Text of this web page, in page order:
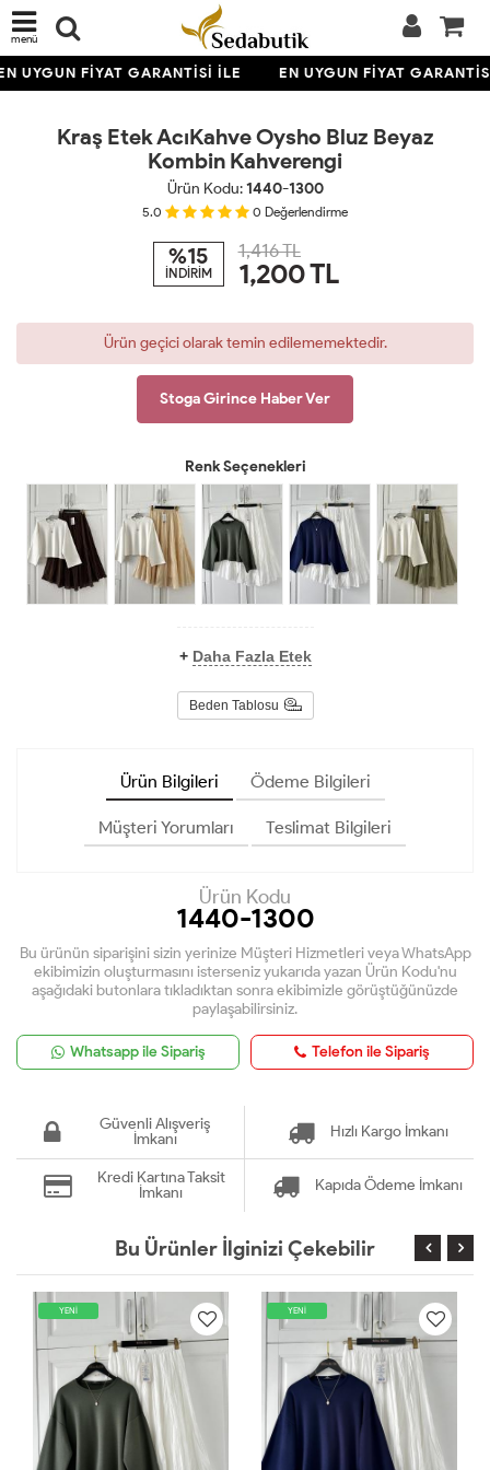
menü
UYGUN FİYAT GARANTİSİ İLE EN UYGUN FİYAT
TÜKENDİ
Kraş Etek AcıKahve Oysho Bluz Beyaz
Kombin Kahverengi
Ürün Kodu:1440-1300
5.0 0 Değerlendirme
%15
İNDİRİM
1,416 TL
1,200TL
Ürün geçici olarak temin edilememektedir.
Stoga Girince Haber Ver
Renk Seçenekleri
+ Daha Fazla Etek
Beden Tablosu
Ürün Bilgileri Ödeme Bilgileri
Müşteri Yorumları Teslimat Bilgileri
Ürün Kodu
1440-1300
Bu ürünün siparişini sizin yerinize Müşteri Hizmetleri veya WhatsApp
ekibimizin oluşturmasını isterseniz yukarıda yazan Ürün Kodu'nu
aşağıdaki butonlara tıkladıktan sonra ekibimizle görüştüğünüzde
paylaşabilirsiniz.
Whatsapp ile Sipariş Telefon ile Sipariş
Güvenli Alışveriş
İmkanı
Hızlı Kargo İmkanı
Kredi Kartına Taksit
İmkanı
Kapıda Ödeme İmkanı
Bu Ürünler İlginizi Çekebilir